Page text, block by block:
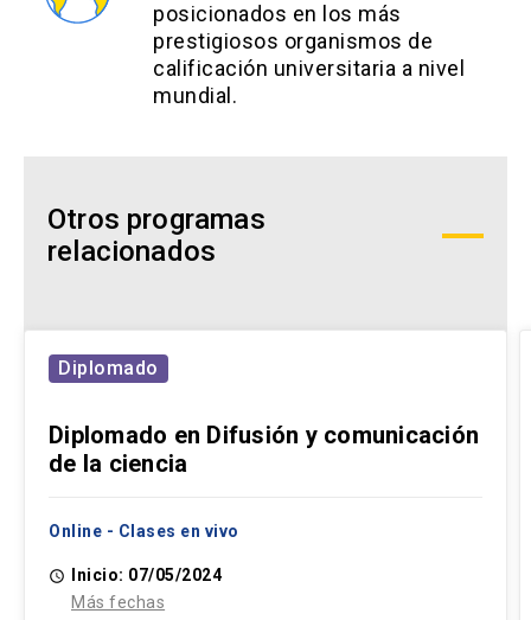
posicionados en los más
prestigiosos organismos de
calificación universitaria a nivel
mundial.
Otros programas
relacionados
Diplomado
Diplomado en Difusión y comunicación
de la ciencia
Online - Clases en vivo
access_time
Inicio: 07/05/2024
Más fechas